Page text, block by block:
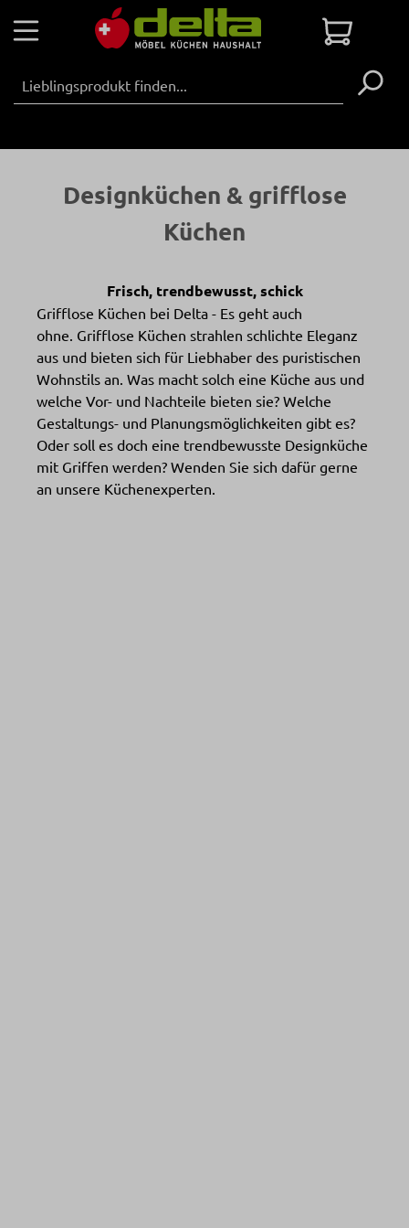
Zum Hauptinhalt springen
Designküchen & grifflose
Küchen
Frisch, trendbewusst, schick
Grifflose Küchen bei Delta - Es geht auch
ohne. Grifflose Küchen strahlen schlichte Eleganz
aus und bieten sich für Liebhaber des puristischen
Wohnstils an. Was macht solch eine Küche aus und
welche Vor- und Nachteile bieten sie? Welche
Gestaltungs- und Planungsmöglichkeiten gibt es?
Oder soll es doch eine trendbewusste Designküche
mit Griffen werden? Wenden Sie sich dafür gerne
an unsere Küchenexperten.